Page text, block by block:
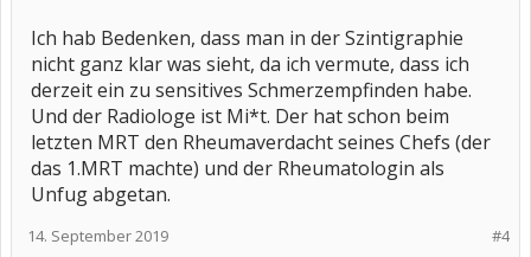
Ich hab Bedenken, dass man in der Szintigraphie
nicht ganz klar was sieht, da ich vermute, dass ich
derzeit ein zu sensitives Schmerzempfinden habe.
Und der Radiologe ist Mi*t. Der hat schon beim
letzten MRT den Rheumaverdacht seines Chefs (der
das 1.MRT machte) und der Rheumatologin als
Unfug abgetan.
#4
14. September 2019